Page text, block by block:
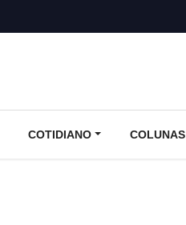
COTIDIANO COLUNAS